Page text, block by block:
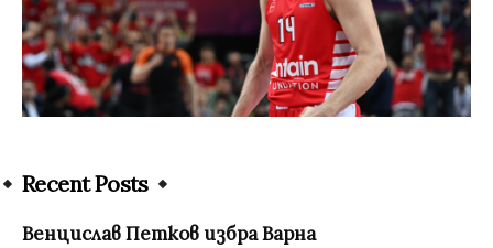
Recent Posts
Венцислав Петков избра Варна